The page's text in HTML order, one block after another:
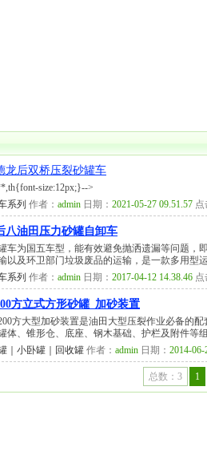
龙后双桥压裂砂罐车
size:12px;}-->
系列 作者： admin 日期： 2021-05-27 09.51.57 点
八油田压力砂罐自卸车
车为国五车型，能有效避免抛洒遗漏等问题，
以及环卫部门垃圾废品的运输，是一款多用型
系列 作者： admin 日期： 2017-04-12 14.38.46 点
方立式方形砂罐_加砂装置
方大型加砂装置是油田大型压裂作业必备的
体、锥形仓、底座、钢木基础、护栏及附件等
｜小卧罐｜回收罐 作者： admin 日期： 2014-06-
总数：3 1